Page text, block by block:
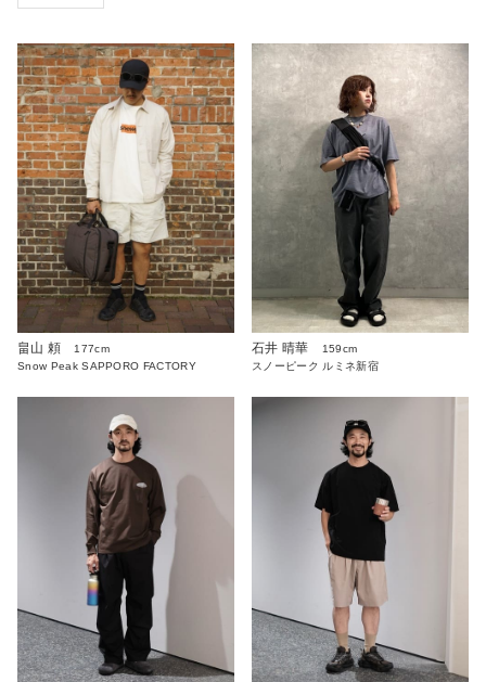
畠山 頼
177cm
Snow Peak SAPPORO FACTORY
石井 晴華
159cm
スノーピーク ルミネ新宿